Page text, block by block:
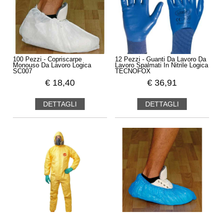
100 Pezzi - Copriscarpe
Monouso Da Lavoro Logica
SC007
€ 18,40
DETTAGLI
12 Pezzi - Guanti Da Lavoro Da
Lavoro Spalmati In Nitrile Logica
TECNOFOX
€ 36,91
DETTAGLI